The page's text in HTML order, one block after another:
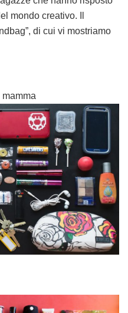
mondo creativo. Il
di cui vi mostriamo